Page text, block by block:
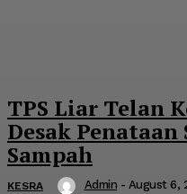
TPS Liar Telan
Desak
Sampah
KESRA Admin - August 6,